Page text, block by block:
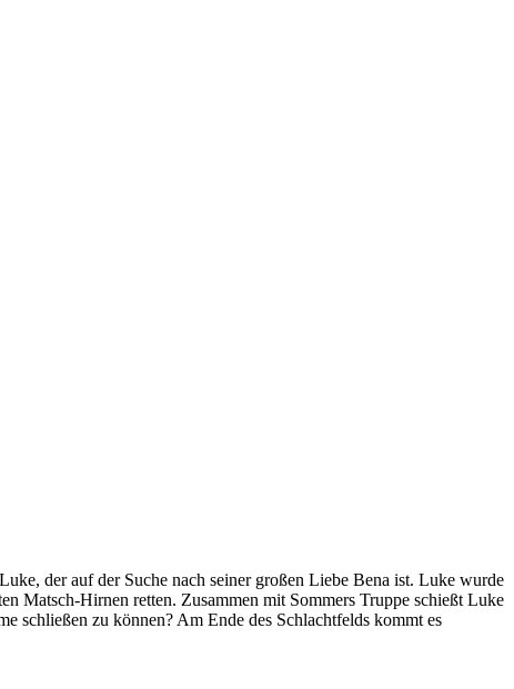
der auf der Suche nach seiner großen Liebe Bena ist. Luke wurde
Matsch-Hirnen retten. Zusammen mit Sommers Truppe schießt Luke
schließen zu können? Am Ende des Schlachtfelds kommt es